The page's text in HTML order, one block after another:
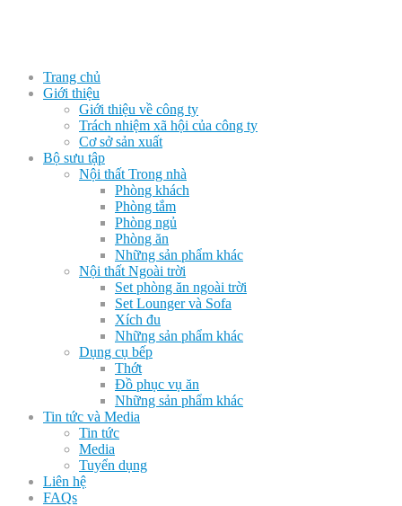
Trang chủ
Giới thiệu
Giới thiệu về công ty
Trách nhiệm xã hội của công ty
Cơ sở sản xuất
Bộ sưu tập
Nội thất Trong nhà
Phòng khách
Phòng tắm
Phòng ngủ
Phòng ăn
Những sản phẩm khác
Nội thất Ngoài trời
Set phòng ăn ngoài trời
Set Lounger và Sofa
Xích đu
Những sản phẩm khác
Dụng cụ bếp
Thớt
Đồ phục vụ ăn
Những sản phẩm khác
Tin tức và Media
Tin tức
Media
Tuyển dụng
Liên hệ
FAQs